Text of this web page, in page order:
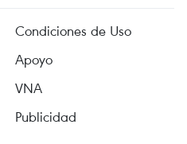
Condiciones de Uso
Apoyo
VNA
Publicidad